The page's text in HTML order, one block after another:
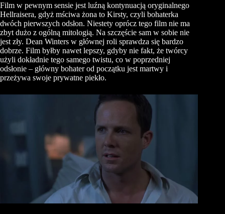
Film w pewnym sensie jest luźną kontynuacją oryginalnego
Hellraisera, gdyż mściwa żona to Kirsty, czyli bohaterka
dwóch pierwszych odsłon. Niestety oprócz tego film nie ma
zbyt dużo z ogólną mitologią. Na szczęście sam w sobie nie
jest zły. Dean Winters w głównej roli sprawdza się bardzo
dobrze. Film byłby nawet lepszy, gdyby nie fakt, że twórcy
użyli dokładnie tego samego twistu, co w poprzedniej
odsłonie – główny bohater od początku jest martwy i
przeżywa swoje prywatne piekło.